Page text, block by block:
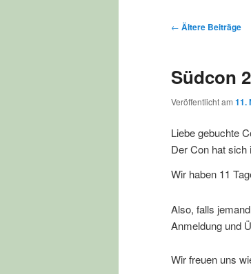
Beitragsnavigation
← Ältere Beiträge
Südcon
Veröffentlicht am 11.
Liebe gebuchte
Der Con hat sich
Wir haben 11
Also, falls
Anmeldung und
Wir freuen uns